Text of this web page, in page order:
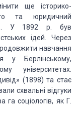
ще історико-
та юридичний
У 1892 р. був
ідей. Через
навчання
Берлінському,
університетах.
(1898) та стає
схвальні відгуки
га соціологів, як Г.